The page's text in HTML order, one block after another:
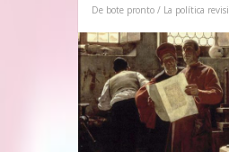
De bote pronto / La política